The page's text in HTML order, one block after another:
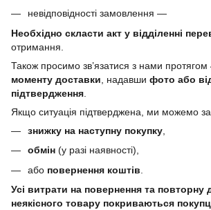
невідповідності замовлення —
Необхідно скласти акт у відділенні
отримання.
Також просимо зв’язатися з нами протягом
моменту доставки , надавши фото або
підтвердження
Якщо ситуація підтверджена, ми можемо
знижку на наступну покупку
обмін (у разі наявності),
або повернення коштів
Усі витрати на повернення та повторну
неякісного товару покриваються